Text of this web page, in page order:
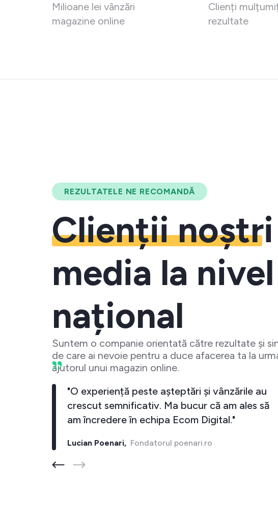
Milioane lei vânzări
magazine online
Clienți
rezultate
REZULTATELE NE RECOMANDĂ
Clienții noștri
media la nivel
național
Suntem o companie orientată către rezultate și
de care ai nevoie pentru a duce afacerea ta la
ajutorul unui magazin online.
"Cu Ecom Digital business-ul meu a crescut
exponential. De fiecare data cand investesc
un Euro imi aduce cel putin 10 inapoi."
Fondatorul barber-store.ro
"O
crescut
am